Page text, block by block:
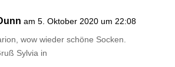
am 5. Oktober 2020 um 22:08
wow wieder schöne Socken.
Sylvia in